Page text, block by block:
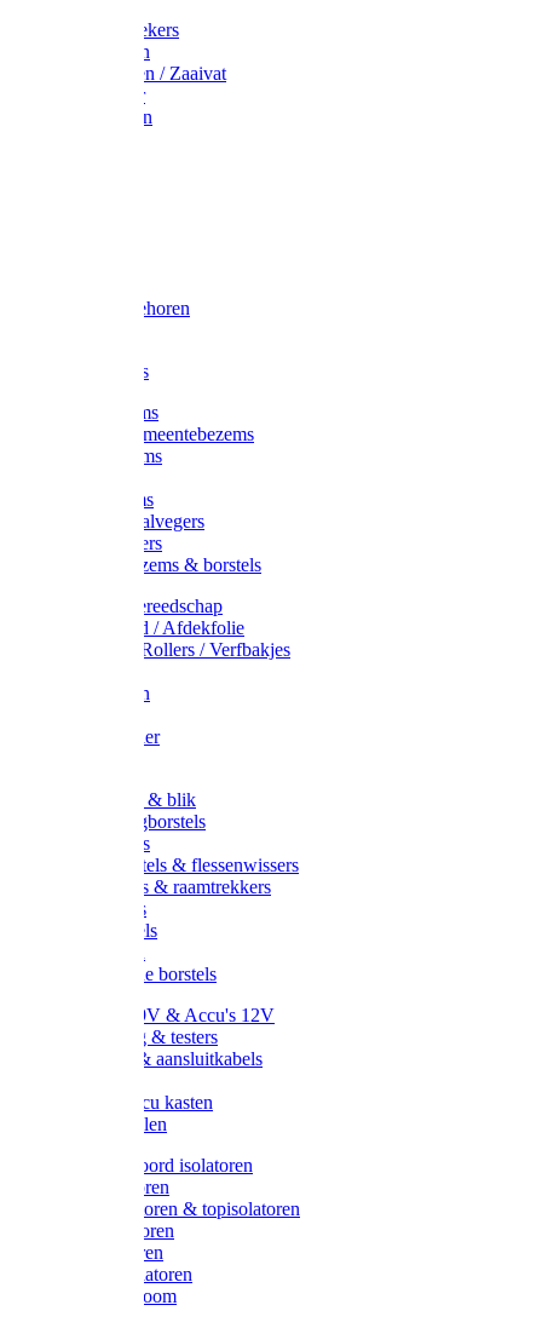
Graskantstekers
Verticuteren
Strooiwagen / Zaaivat
Grasmaaier
Grasscharen
Slede toebehoren
Composters
Straatbezems
Stads- / Gemeentebezems
Terrasbezems
Gootbezems
Kamer-/Zaalvegers
Vloertrekkers
Onkruidbezems & borstels
Schildersgereedschap
Afplakband / Afdekfolie
Kwasten / Rollers / Verfbakjes
Afdekfoliën
Schuurpapier
Handveger & blik
Voetenveegborstels
Handvegers
Afwasborstels & flessenwissers
Wasborstels & raamtrekkers
Tonborstels
Werkborstels
Hygienische borstels
Batterijen 9V & Accu's 12V
Beveiliging & testers
Kabelsets & aansluitkabels
Metalen accu kasten
Zonnepanelen
Draad & koord isolatoren
Ringisolatoren
Extra isolatoren & topisolatoren
Hoekisolatoren
Lintisolatoren
Afstandisolatoren
Isolatorenboom